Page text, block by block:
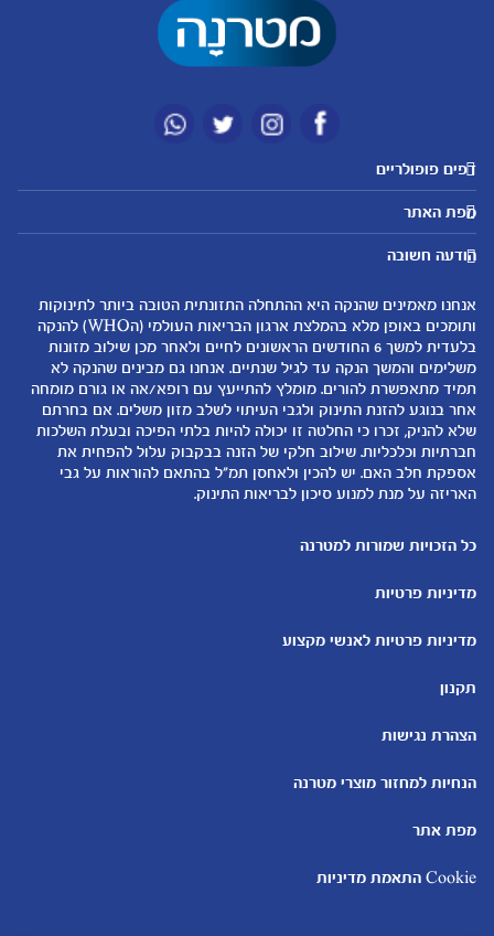
דפים פופולריים
מטרנה לשירותכם
היועצות שלנו
שאלות נפוצות
אודות
لموقع متيرنا باللغة العربية
מועדון מטרנה
רכישת מוצרים
המוצרים שלנו
קופונים
מפת האתר
אבני דרך
לקראת הריון
0-6 חודשים
6-12 חודשים
12-24 חודשים
נושאים
שמות לתינוקות
התפתחות התינוק
תזונת תינוקות
טיפול בתינוק
הנקה
להיות הורים
מחשבון ביוץ
מחשבון שמות
מחשבון צבע עיניים
הודעה חשובה
אנחנו מאמינים שהנקה היא ההתחלה התזונתית הטובה ביותר לתינוקות
ותומכים באופן מלא בהמלצת ארגון הבריאות העולמי (הWHO) להנקה
בלעדית למשך 6 החודשים הראשונים לחיים ולאחר מכן שילוב מזונות
משלימים והמשך הנקה עד לגיל שנתיים. אנחנו גם מבינים שהנקה לא
תמיד מתאפשרת להורים. מומלץ להתייעץ עם רופא/אה או גורם מומחה
אחר בנוגע להזנת התינוק ולגבי העיתוי לשלב מזון משלים. אם בחרתם
שלא להניק, זכרו כי החלטה זו יכולה להיות בלתי הפיכה ובעלת השלכות
חברתיות וכלכליות. שילוב חלקי של הזנה בבקבוק עלול להפחית את
אספקת חלב האם. יש להכין ולאחסן תמ"ל בהתאם להוראות על גבי
האריזה על מנת למנוע סיכון לבריאות התינוק.
כל הזכויות שמורות למטרנה
מדיניות פרטיות
מדיניות פרטיות לאנשי מקצוע
תקנון
הצהרת נגישות
הנחיות למחזור מוצרי מטרנה
מפת אתר
Cookie התאמת מדיניות